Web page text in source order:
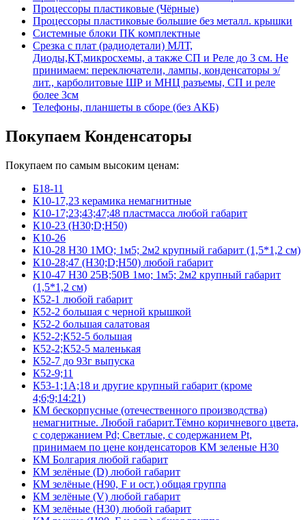
Процессоры пластиковые (Чёрные)
Процессоры пластиковые большие без металл. крышки
Системные блоки ПК комплектные
Срезка с плат (радиодетали) МЛТ,
Диоды,КТ,микросхемы, а также СП и Реле до 3 см. Не
принимаем: переключатели, лампы, конденсаторы э/
лит., карболитовые ШР и МНЦ разъемы, СП и реле
более 3см
Телефоны, планшеты в сборе (без АКБ)
Покупаем Конденсаторы
Покупаем по самым высоким ценам:
Б18-11
К10-17,23 керамика немагнитные
К10-17;23;43;47;48 пластмасса любой габарит
К10-23 (Н30;D;Н50)
К10-26
К10-28 Н30 1МО; 1м5; 2м2 крупный габарит (1,5*1,2 см)
К10-28;47 (Н30;D;Н50) любой габарит
К10-47 Н30 25В;50В 1мо; 1м5; 2м2 крупный габарит
(1,5*1,2 см)
К52-1 любой габарит
К52-2 большая с черной крышкой
К52-2 большая салатовая
К52-2;К52-5 большая
К52-2;К52-5 маленькая
К52-7 до 93г выпуска
К52-9;11
К53-1;1А;18 и другие крупный габарит (кроме
4;6;9;14:21)
КМ бескорпусные (отечественного производства)
немагнитные. Любой габарит.Тёмно коричневого цвета,
с содержанием Pd; Светлые, с содержанием Pt,
принимаем по цене конденсаторов КМ зеленые Н30
КМ Болгария любой габарит
КМ зелёные (D) любой габарит
КМ зелёные (H90, F и ост.) общая группа
КМ зелёные (V) любой габарит
КМ зелёные (Н30) любой габарит